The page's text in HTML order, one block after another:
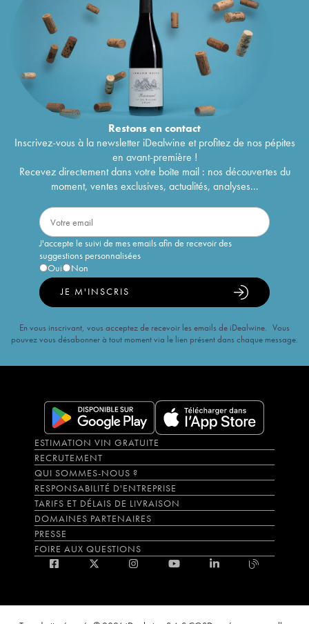
Restons encontact
Inscrivez-vous à la newsletter iDealwine et profitez de nos pépites
en avant-première !
Recevez directement dans votre boîte mail : nos découvertes du
moment, ventes exclusives, actualités, analyses...
J'accepte le suivi de mes emails afin de recevoir des
suggestions personnalisées
Oui
Non
JE M'INSCRIS
En vous inscrivant, vous acceptez de recevoir les emails de iDealwine. Vous
pouvez vous désabonner à tout moment via le lien présent dans chaque message.
ESTIMATION VIN GRATUITE
RECRUTEMENT
QUI SOMMES-NOUS ?
RESPONSABILITÉ D'ENTREPRISE
TARIFS ET DÉLAIS DE LIVRAISON
DOMAINES PARTENAIRES
PRESSE
FOIRE AUX QUESTIONS